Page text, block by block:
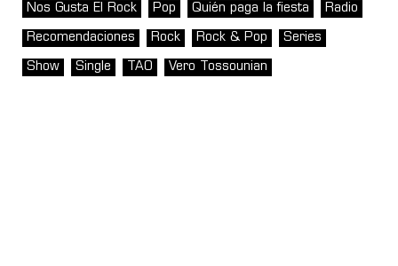
Nos Gusta El Rock Pop Quién paga la fiesta Radio
Recomendaciones Rock Rock & Pop Series
Show Single TAO Vero Tossounian